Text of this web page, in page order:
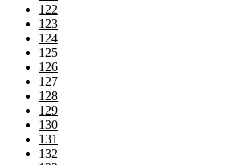
122
123
124
125
126
127
128
129
130
131
132